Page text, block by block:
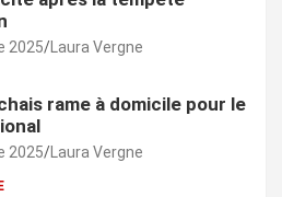
2025 Laura Vergne
rame à domicile pour le
2025 Laura Vergne